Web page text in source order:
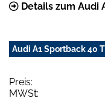
Details zum Audi
Audi A1 Sportback 40
Preis:
MWSt: